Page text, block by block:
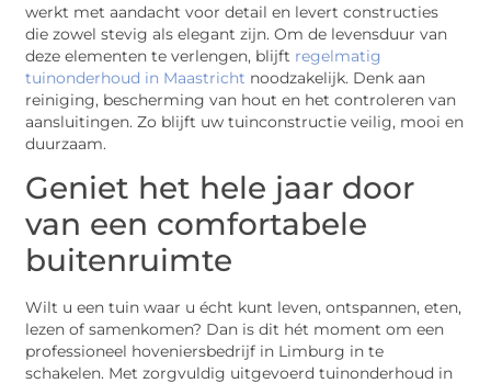
werkt met aandacht voor detail en levert constructies
die zowel stevig als elegant zijn. Om de levensduur van
deze elementen te verlengen, blijft regelmatig
tuinonderhoud in Maastricht noodzakelijk. Denk aan
reiniging, bescherming van hout en het controleren van
aansluitingen. Zo blijft uw tuinconstructie veilig, mooi en
duurzaam.
Geniet het hele jaar door
van een comfortabele
buitenruimte
Wilt u een tuin waar u écht kunt leven, ontspannen, eten,
lezen of samenkomen? Dan is dit hét moment om een
professioneel hoveniersbedrijf in Limburg in te
schakelen. Met zorgvuldig uitgevoerd tuinonderhoud in